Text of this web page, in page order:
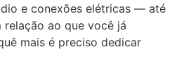
e conexões elétricas — até
relação ao que você já
mais é preciso dedicar